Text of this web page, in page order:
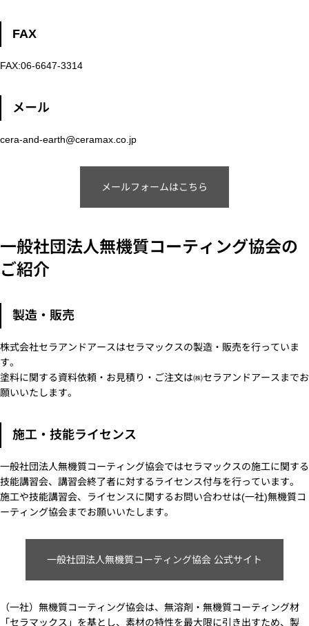
FAX
FAX:06-6647-3314
メール
cera-and-earth@ceramax.co.jp
メールフォームはこちら
一般社団法人無機質コーティング協会の
ご紹介
製造・販売
株式会社セラアンドアースはセラマックスの製造・販売を行っていま
す。
塗料に関する資料依頼・お見積り・ご注文は㈱セラアンドアースまでお
願いいたします。
施工・技能ライセンス
一般社団法人無機質コーティング協会ではセラマックスの施工に関する
技能講習会、講習会終了者に対するライセンス付与を行っています。
施工や技能講習会、ライセンスに関するお問い合わせは(一社)無機質コ
ーティング協会までお願いいたします。
一般社団法人無機質コーティング協会 公式サイト
（一社）無機質コーティング協会は、無溶剤・無機質コーティング材
「セラマックス」を基とし、素材の特性を最大限に引き出すため、製